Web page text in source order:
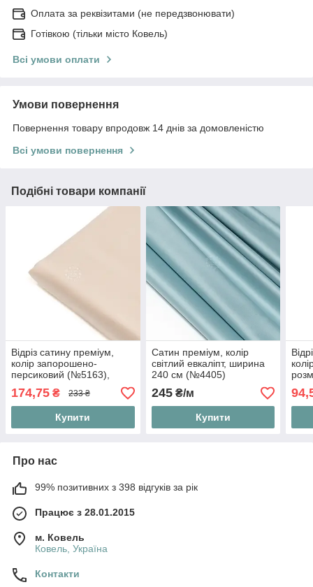
Оплата за реквізитами (не передзвонювати)
Готівкою (тільки місто Ковель)
Всі умови оплати
Умови повернення
Повернення товару впродовж 14 днів за домовленістю
Всі умови повернення
Подібні товари компанії
Відріз сатину преміум,
колір запорошено-
персиковий (№5163),
розмір 95*240 см
174,75 ₴ 233 ₴
Купити
Сатин преміум, колір
світлий евкаліпт, ширина
240 см (№4405)
245₴/м
Купити
Про нас
99% позитивних з 398 відгуків за рік
Працює з 28.01.2015
м. Ковель
Ковель, Україна
Контакти